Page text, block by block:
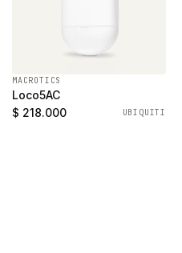
MACROTICS
Loco5AC
$ 218.000
UBIQUITI